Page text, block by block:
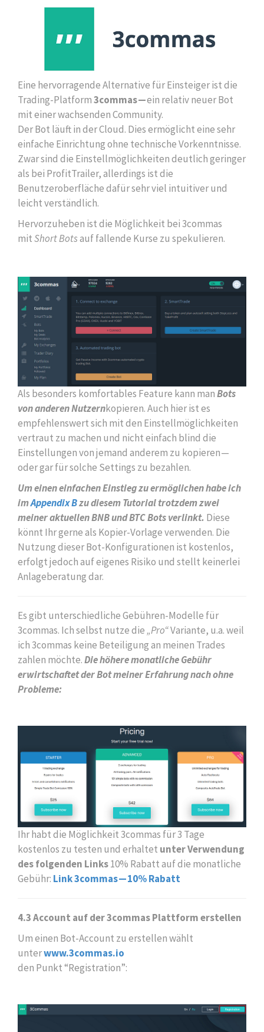
Eine hervorragende Alternative für Einsteiger ist die
Trading-Platform3commas —ein relativ neuer Bot
mit einer wachsenden Community.
Der Bot läuft in der Cloud. Dies ermöglicht eine sehr
einfache Einrichtung ohne technische Vorkenntnisse.
Zwar sind die Einstellmöglichkeiten deutlich geringer
als bei ProfitTrailer, allerdings ist die
Benutzeroberfläche dafür sehr viel intuitiver und
leicht verständlich.
Hervorzuheben ist die Möglichkeit bei 3commas
mitShort Botsauf fallende Kurse zu spekulieren.
Als besonders komfortables Feature kann manBots
von anderen Nutzernkopieren. Auch hier ist es
empfehlenswert sich mit den Einstellmöglichkeiten
vertraut zu machen und nicht einfach blind die
Einstellungen von jemand anderem zu kopieren —
oder gar für solche Settings zu bezahlen.
Um einen einfachen Einstieg zu ermöglichen habe ich
imAppendix Bzu diesem Tutorial trotzdem zwei
meiner aktuellen BNB und BTC Bots verlinkt. Diese
könnt Ihr gerne als Kopier-Vorlage verwenden. Die
Nutzung dieser Bot-Konfigurationen ist kostenlos,
erfolgt jedoch auf eigenes Risiko und stellt keinerlei
Anlageberatung dar.
Es gibt unterschiedliche Gebühren-Modelle für
3commas. Ich selbst nutze die„Pro“Variante, u.a. weil
ich 3commas keine Beteiligung an meinen Trades
zahlen möchte.Die höhere monatliche Gebühr
erwirtschaftet der Bot meiner Erfahrung nach ohne
Probleme:
Ihr habt die Möglichkeit 3commas für 3 Tage
kostenlos zu testen und erhaltet unter Verwendung
des folgenden Links10% Rabatt auf die monatliche
Gebühr: Link 3commas — 10% Rabatt
4.3 Account auf der 3commas Plattform erstellen
Um einen Bot-Account zu erstellen wählt
unterwww.3commas.io
den Punkt “Registration”: